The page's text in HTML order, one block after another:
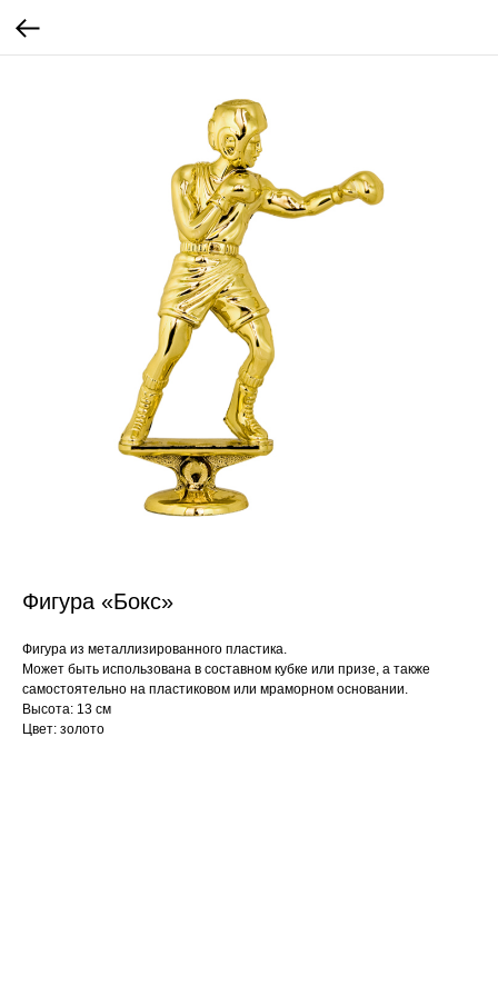
Фигура «Бокс»
Фигура из металлизированного пластика.
Может быть использована в составном кубке или призе, а также
самостоятельно на пластиковом или мраморном основании.
Высота: 13 см
Цвет: золото